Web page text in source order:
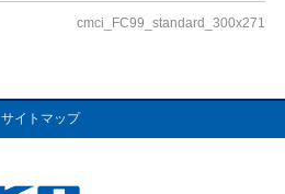
cmci_FC99_standard_300x271
サイトマップ